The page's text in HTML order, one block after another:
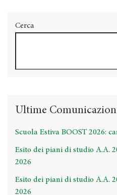
Cerca
Ultime
Scuola Estiva BOOST 2026:
Esito dei piani di studio A.A.
2026
Esito dei piani di studio A.A.
2026